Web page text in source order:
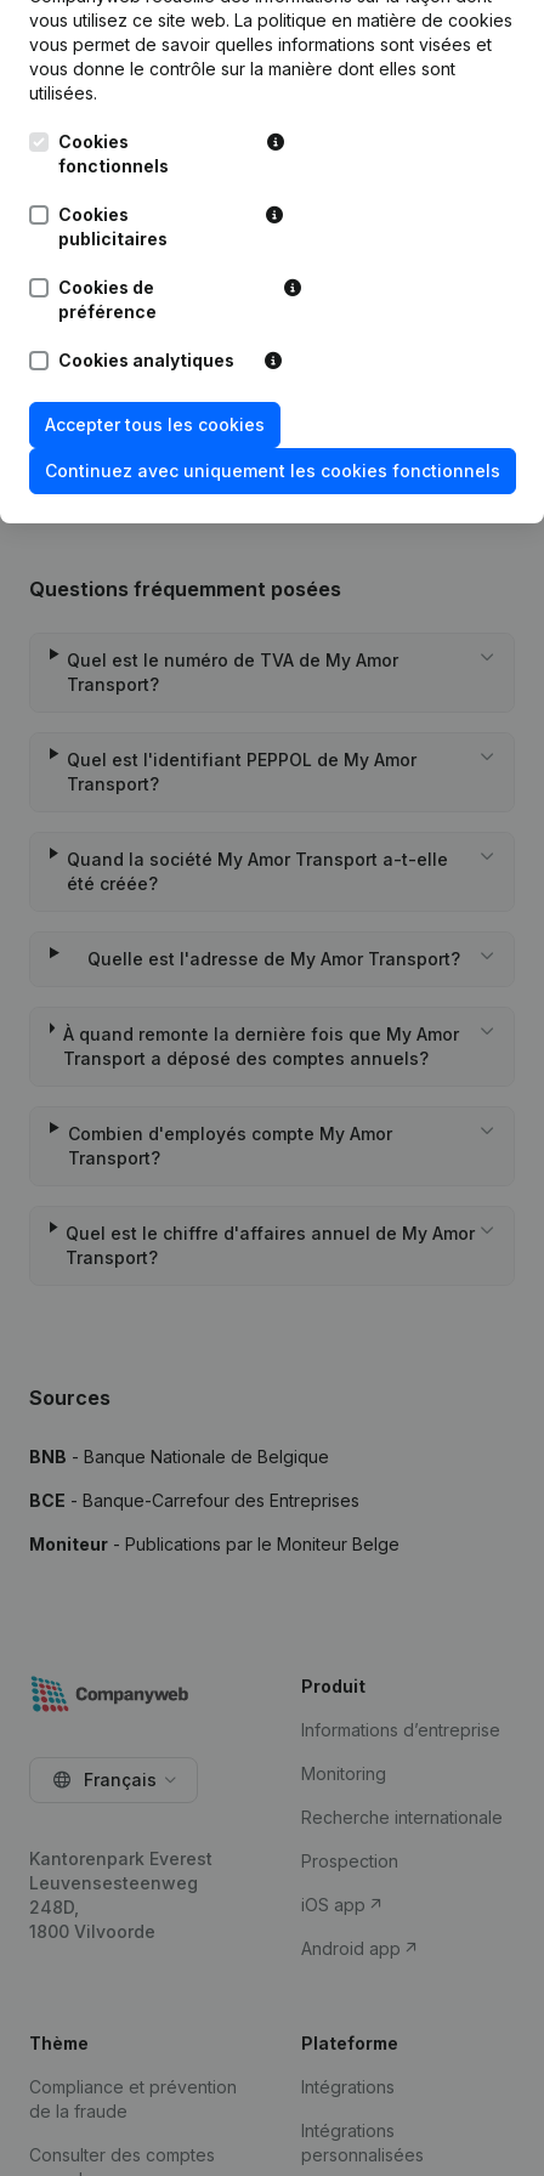
Publications
Date Publication
Social - Demissions, Nominations
05-04-2019
Rubrique Constitution (Nouvelle
Personne Morale, Ouverture
Succursale, etc...)
Questions fréquemment posées
Quel est le numéro de TVA de My Amor
Transport?
Quel est l'identifiant PEPPOL de My Amor
Transport?
Quand la société My Amor Transport a-t-elle
été créée?
Quelle est l'adresse de My Amor Transport?
À quand remonte la dernière fois que My Amor
Transport a déposé des comptes annuels?
Combien d'employés compte My Amor
Transport?
Quel est le chiffre d'affaires annuel de My Amor
Transport?
Sources
BNB - Banque Nationale de Belgique
BCE - Banque-Carrefour des Entreprises
Moniteur - Publications par le Moniteur Belge
vous utilisez ce site web. La politique en matière de cookies
vous permet de savoir quelles informations sont visées et
vous donne le contrôle sur la manière dont elles sont
utilisées.
Cookies
fonctionnels
Cookies
publicitaires
Cookies de
préférence
Cookies analytiques
Accepter tous les cookies
Continuez avec uniquement les cookies fonctionnels
Français
Kantorenpark Everest
Leuvensesteenweg
248D,
1800 Vilvoorde
Produit
Informations d’entreprise
Monitoring
Recherche internationale
Prospection
iOS app
Android app
Thème
Compliance et prévention
de la fraude
Consulter des comptes
Plateforme
Intégrations
Intégrations
personnalisées